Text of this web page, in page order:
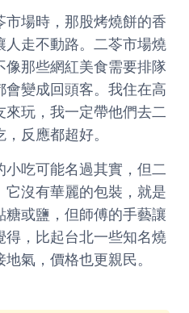
場時，那股烤燒餅的香
人走不動路。二苓市場燒
那些網紅美食需要排隊
變成回頭客。我住在高
玩，我一定帶他們去二
反應都超好。
吃可能名過其實，但二
沒有華麗的包裝，就是
或鹽，但師傅的手藝讓
得，比起台北一些知名燒
氣，價格也更親民。